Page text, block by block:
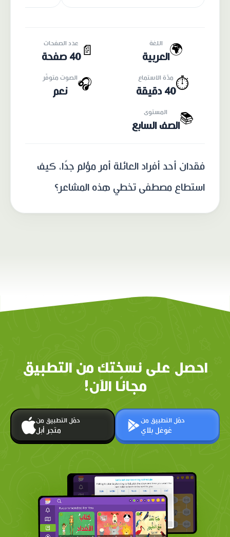
🌍 اللغة
العربية 📄
عدد الصفحات
40 صفحة
⏱️ مدّة الاستماع
40 دقيقة
🎧الصوت متوفّر
نعم
📚 المستوى
الصف السابع
فقدان أحد أفراد العائلة أمر مؤلم جدًا، كيف
استطاع مصطفى تخطي هذه المشاعر؟
احصل على نسختك من التطبيق
مجانًا الآن!
حمّل التطبيق من
متجر أبل
حمّل التطبيق من
غوغل بلاي